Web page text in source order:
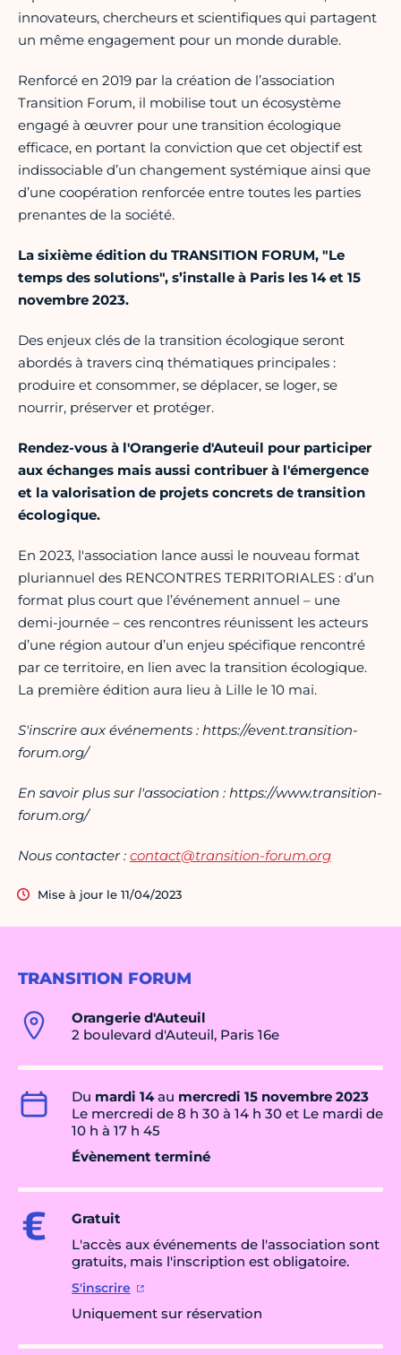
TRANSITION FORUM
Orangerie d'Auteuil
2 boulevard d'Auteuil, Paris 16e
Du mardi 14au mercredi 15 novembre 2023
Le mercredi de 8 h 30 à 14 h 30 et Le mardi de
10 h à 17 h 45
Évènement terminé
Gratuit
L'accès aux événements de l'association sont
gratuits, mais l'inscription est obligatoire.
S'inscrire
Uniquement sur réservation
innovateurs, chercheurs et scientifiques qui partagent
un même engagement pour un monde durable.
Renforcé en 2019 par la création de l’association
Transition Forum, il mobilise tout un écosystème
engagé à œuvrer pour une transition écologique
efficace, en portant la conviction que cet objectif est
indissociable d’un changement systémique ainsi que
d’une coopération renforcée entre toutes les parties
prenantes de la société.
La sixième édition du TRANSITION FORUM, "Le
temps des solutions", s’installe à Paris les 14 et 15
novembre 2023.
Des enjeux clés de la transition écologique seront
abordés à travers cinq thématiques principales :
produire et consommer, se déplacer, se loger, se
nourrir, préserver et protéger.
Rendez-vous à l'Orangerie d'Auteuil pour participer
aux échanges mais aussi contribuer à l'émergence
et la valorisation de projets concrets de transition
écologique.
En 2023, l'association lance aussi le nouveau format
pluriannuel des RENCONTRES TERRITORIALES : d’un
format plus court que l’événement annuel – une
demi-journée – ces rencontres réunissent les acteurs
d’une région autour d’un enjeu spécifique rencontré
par ce territoire, en lien avec la transition écologique.
La première édition aura lieu à Lille le 10 mai.
S'inscrire aux événements : https://event.transition-
forum.org/
En savoir plus sur l'association : https://www.transition-
forum.org/
Nous contacter : contact@transition-forum.org
Mise à jour le 11/04/2023